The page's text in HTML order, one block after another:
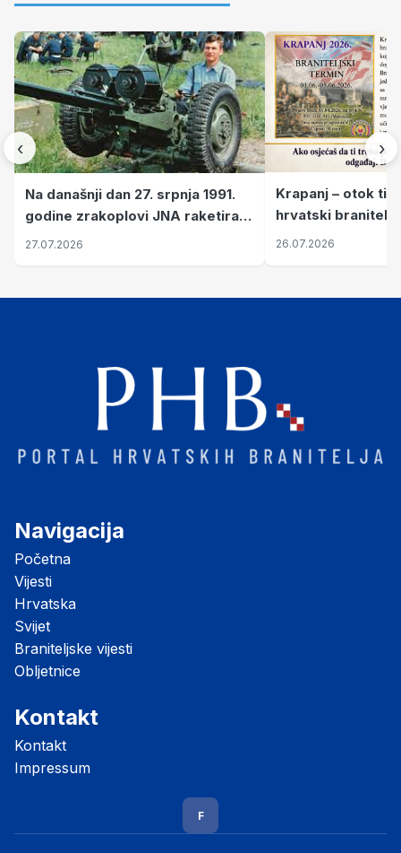
‹
Na današnji dan 27. srpnja 1991.
godine zrakoplovi JNA raketirali
su vojarnu i obučni centar "Nikola
27.07.2026
Krapanj – otok
hrvatski branitelji
pronalaze mir
26.07.2026
›
Navigacija
Početna
Vijesti
Hrvatska
Svijet
Braniteljske vijesti
Obljetnice
Kontakt
Kontakt
Impressum
F